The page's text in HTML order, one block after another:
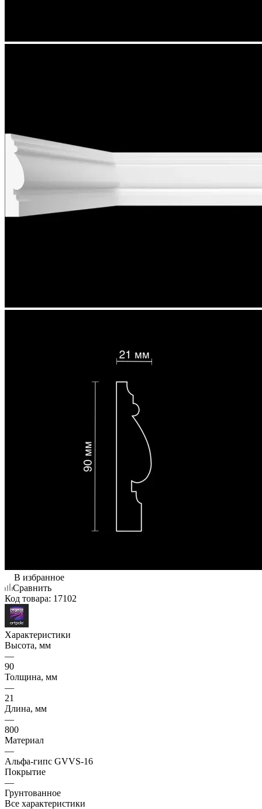
В избранное
Сравнить
Код товара: 17102
Характеристики
Высота, мм
—
90
Толщина, мм
—
21
Длина, мм
—
800
Материал
—
Альфа-гипс GVVS-16
Покрытие
—
Грунтованное
Все характеристики